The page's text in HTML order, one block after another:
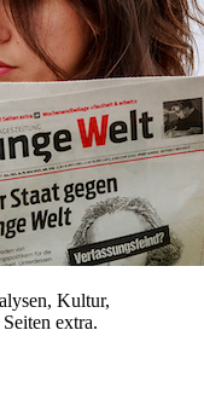
Kultur,
extra.